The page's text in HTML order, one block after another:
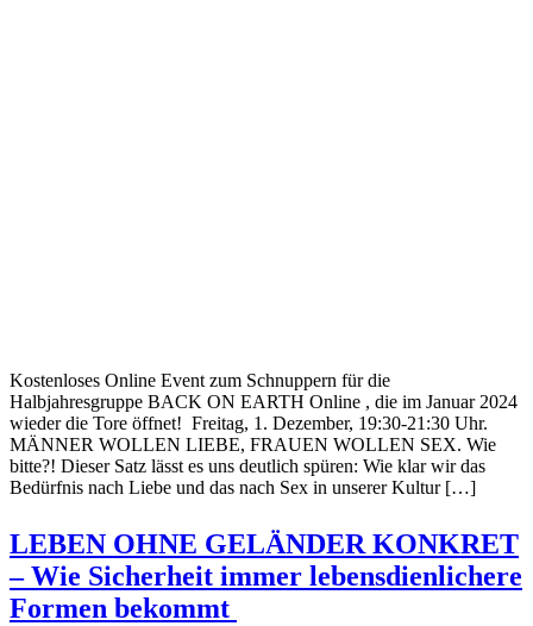
Kostenloses Online Event zum Schnuppern für die
Halbjahresgruppe BACK ON EARTH Online , die im Januar 2024
wieder die Tore öffnet! Freitag, 1. Dezember, 19:30-21:30 Uhr.
MÄNNER WOLLEN LIEBE, FRAUEN WOLLEN SEX. Wie
bitte?! Dieser Satz lässt es uns deutlich spüren: Wie klar wir das
Bedürfnis nach Liebe und das nach Sex in unserer Kultur […]
LEBEN OHNE GELÄNDER KONKRET
– Wie Sicherheit immer lebensdienlichere
Formen bekommt